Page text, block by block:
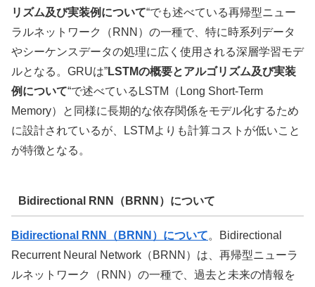
リズム及び実装例について“でも述べている再帰型ニュー
ラルネットワーク（RNN）の一種で、特に時系列データ
やシーケンスデータの処理に広く使用される深層学習モデ
ルとなる。GRUは”LSTMの概要とアルゴリズム及び実装
例について“で述べている LSTM（Long Short-Term
Memory）と同様に長期的な依存関係をモデル化するため
に設計されているが、LSTMよりも計算コストが低いこと
が特徴となる。
Bidirectional RNN（BRNN）について
Bidirectional RNN（BRNN）について。Bidirectional
Recurrent Neural Network（BRNN）は、再帰型ニューラ
ルネットワーク（RNN）の一種で、過去と未来の情報を